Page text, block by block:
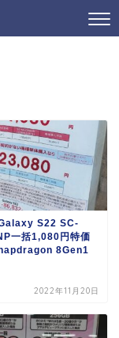
Galaxy S22 SC-
一括1,080円特価
8Gen1
2022年11月20日